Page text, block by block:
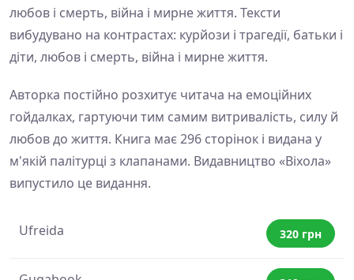
любов і смерть, війна і мирне життя. Тексти
вибудувано на контрастах: курйози і трагедії, батьки і
діти, любов і смерть, війна і мирне життя.
Авторка постійно розхитує читача на емоційних
гойдалках, гартуючи тим самим витривалість, силу й
любов до життя. Книга має 296 сторінок і видана у
м'якій палітурці з клапанами. Видавництво «Віхола»
випустило це видання.
Ufreida 320 грн